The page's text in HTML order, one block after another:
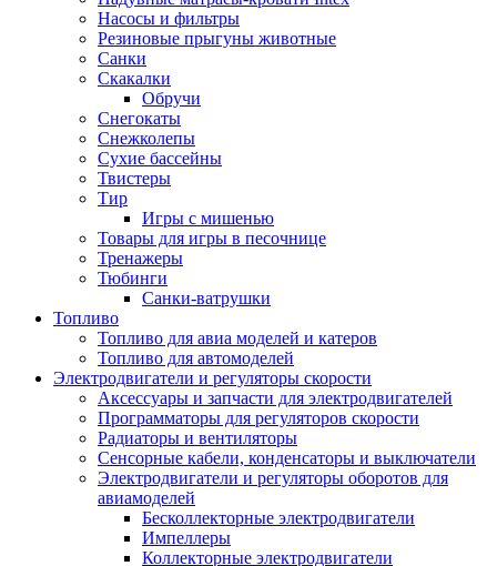
Насосы и фильтры
Резиновые прыгуны животные
Санки
Скакалки
Обручи
Снегокаты
Снежколепы
Сухие бассейны
Твистеры
Тир
Игры с мишенью
Товары для игры в песочнице
Тренажеры
Тюбинги
Санки-ватрушки
Топливо
Топливо для авиа моделей и катеров
Топливо для автомоделей
Электродвигатели и регуляторы скорости
Аксессуары и запчасти для электродвигателей
Программаторы для регуляторов скорости
Радиаторы и вентиляторы
Сенсорные кабели, конденсаторы и выключатели
Электродвигатели и регуляторы оборотов для
авиамоделей
Бесколлекторные электродвигатели
Импеллеры
Коллекторные электродвигатели